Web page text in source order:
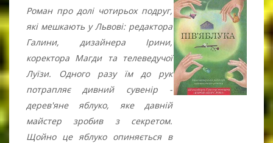
Роман про долі чотирьох подруг,
які мешкають у Львові: редактора
Галини, дизайнера Ірини,
коректора Магди та телеведучої
Луїзи. Одного разу їм до рук
потрапляє дивний сувенір -
дерев'яне яблуко, яке давній
майстер зробив з секретом.
Щойно це яблуко опиняється в